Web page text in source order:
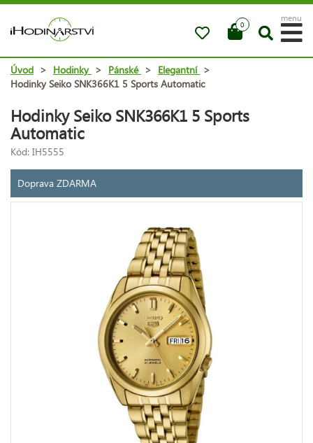
0
menu
Úvod > Hodinky > Pánské > Elegantní >
Hodinky Seiko SNK366K1 5 Sports Automatic
Hodinky Seiko SNK366K1 5 Sports
Automatic
Kód: IH5555
Doprava ZDARMA